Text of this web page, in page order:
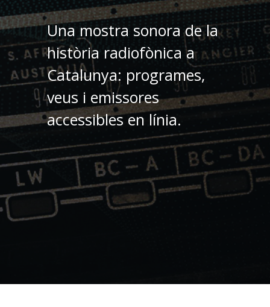
Una mostra sonora de la
història radiofònica a
Catalunya: programes,
veus i emissores
accessibles en línia.